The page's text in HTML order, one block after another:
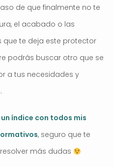
de que finalmente no te
el acabado o las
que te deja este protector
podrás buscar otro que se
a tus necesidades y
índice con todos mis
, seguro que te
más dudas